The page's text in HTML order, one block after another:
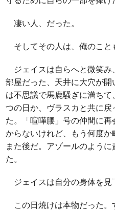
凄い人、だった。
そしてその人は、俺のこと
ジェイスは自らへと微笑み
部屋だった、天井に大穴が
は不思議で馬鹿騒ぎに満ち
つの日か、ヴラスカと共に
た。「喧嘩腰」号の仲間に
からないけれど、もう何度
また後だ。アゾールのよう
た。
ジェイスは自分の身体を見
この日焼けは本物だった。